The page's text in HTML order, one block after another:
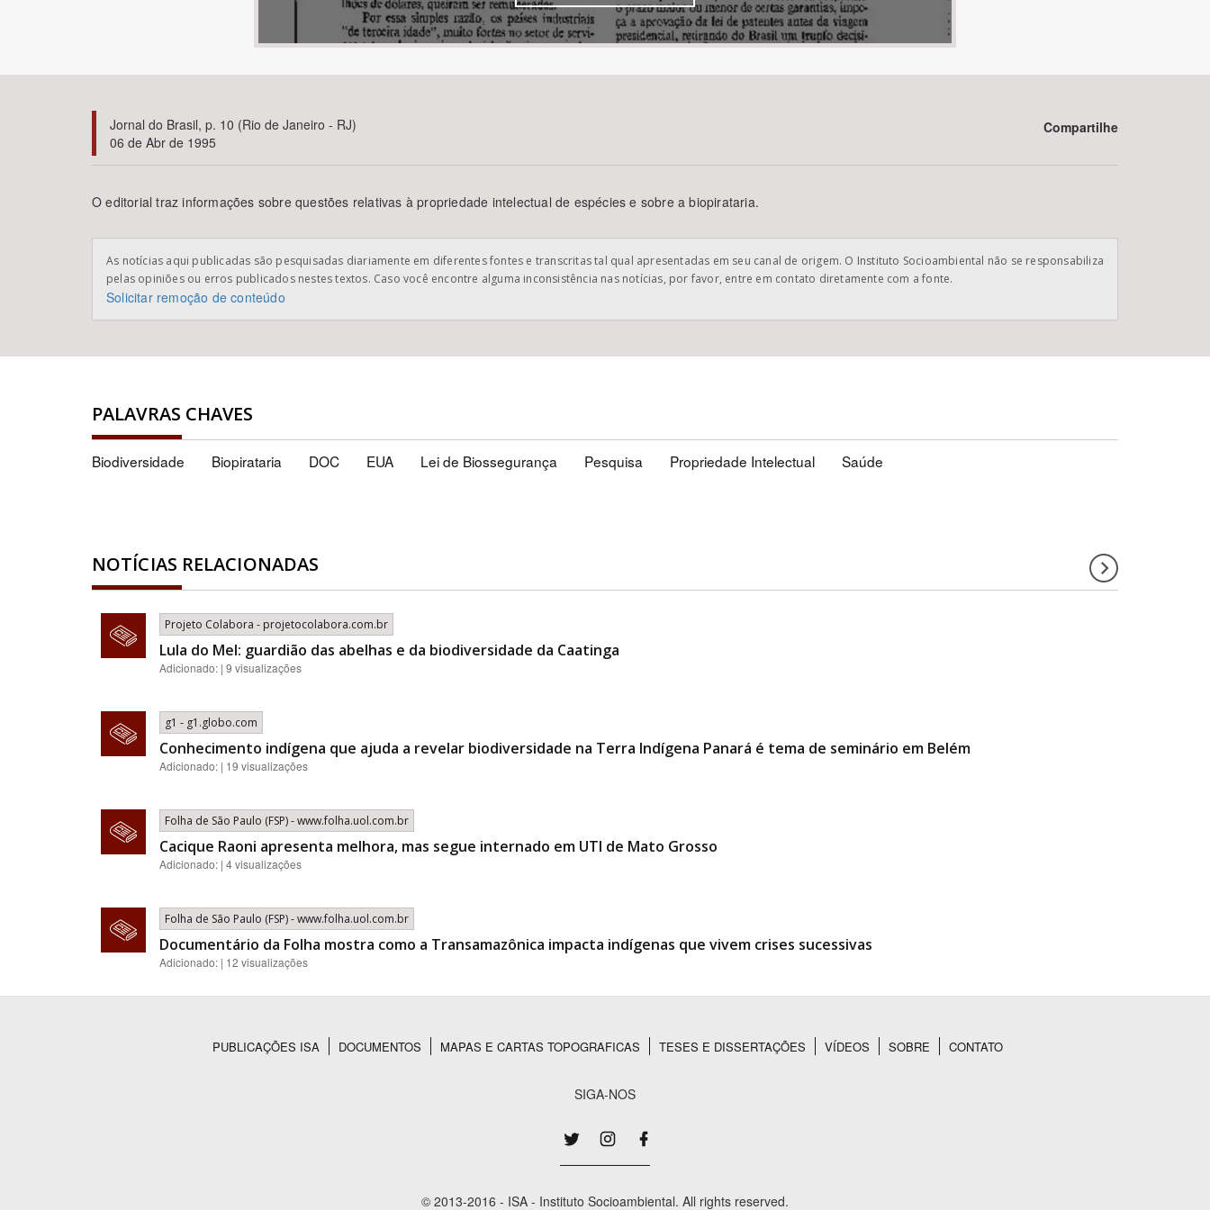
Jornal do Brasil, p. 10 (Rio de Janeiro - RJ)
06 de Abr de 1995
Compartilhe
O editorial traz informações sobre questões relativas à propriedade intelectual de espécies e sobre a biopirataria.
As notícias aqui publicadas são pesquisadas diariamente em diferentes fontes e transcritas tal qual apresentadas em seu canal de origem. O Instituto Socioambiental não se responsabiliza
pelas opiniões ou erros publicados nestes textos. Caso você encontre alguma inconsistência nas notícias, por favor, entre em contato diretamente com a fonte.
Solicitar remoção de conteúdo
PALAVRAS CHAVES
Biodiversidade Biopirataria DOC EUA Lei de Biossegurança Pesquisa Propriedade Intelectual Saúde
NOTÍCIAS RELACIONADAS
Projeto Colabora - projetocolabora.com.br
Lula do Mel: guardião das abelhas e da biodiversidade da Caatinga
Adicionado: | 9 visualizações
g1 - g1.globo.com
Conhecimento indígena que ajuda a revelar biodiversidade na Terra Indígena Panará é tema de seminário em Belém
Adicionado: | 19 visualizações
Folha de São Paulo (FSP) - www.folha.uol.com.br
Cacique Raoni apresenta melhora, mas segue internado em UTI de Mato Grosso
Adicionado: | 4 visualizações
Folha de São Paulo (FSP) - www.folha.uol.com.br
Documentário da Folha mostra como a Transamazônica impacta indígenas que vivem crises sucessivas
Adicionado: | 12 visualizações
PUBLICAÇÕES ISA DOCUMENTOS MAPAS E CARTAS TOPOGRAFICAS TESES E DISSERTAÇÕES VÍDEOS SOBRE CONTATO
SIGA-NOS
© 2013-2016 - ISA - Instituto Socioambiental. All rights reserved.